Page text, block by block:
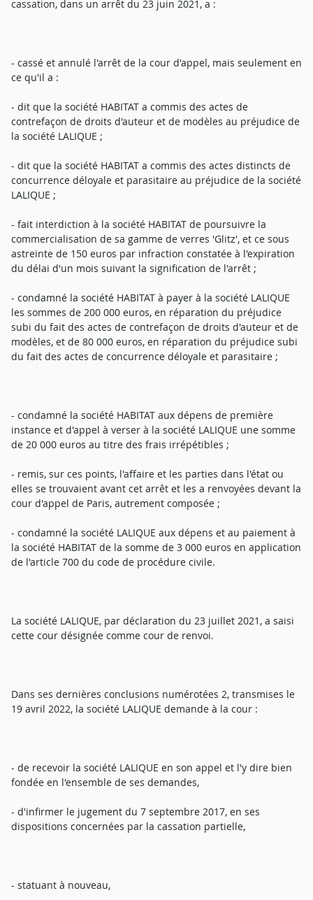
cassation, dans un arrêt du 23 juin 2021, a :
- cassé et annulé l'arrêt de la cour d'appel, mais seulement en
ce qu'il a :
- dit que la société HABITAT a commis des actes de
contrefaçon de droits d'auteur et de modèles au préjudice de
la société LALIQUE ;
- dit que la société HABITAT a commis des actes distincts de
concurrence déloyale et parasitaire au préjudice de la société
LALIQUE ;
- fait interdiction à la société HABITAT de poursuivre la
commercialisation de sa gamme de verres 'Glitz', et ce sous
astreinte de 150 euros par infraction constatée à l'expiration
du délai d'un mois suivant la signification de l'arrêt ;
- condamné la société HABITAT à payer à la société LALIQUE
les sommes de 200 000 euros, en réparation du préjudice
subi du fait des actes de contrefaçon de droits d'auteur et de
modèles, et de 80 000 euros, en réparation du préjudice subi
du fait des actes de concurrence déloyale et parasitaire ;
- condamné la société HABITAT aux dépens de première
instance et d'appel à verser à la société LALIQUE une somme
de 20 000 euros au titre des frais irrépétibles ;
- remis, sur ces points, l'affaire et les parties dans l'état ou
elles se trouvaient avant cet arrêt et les a renvoyées devant la
cour d'appel de Paris, autrement composée ;
- condamné la société LALIQUE aux dépens et au paiement à
la société HABITAT de la somme de 3 000 euros en application
de l'article 700 du code de procédure civile.
La société LALIQUE, par déclaration du 23 juillet 2021, a saisi
cette cour désignée comme cour de renvoi.
Dans ses dernières conclusions numérotées 2, transmises le
19 avril 2022, la société LALIQUE demande à la cour :
- de recevoir la société LALIQUE en son appel et l'y dire bien
fondée en l'ensemble de ses demandes,
- d'infirmer le jugement du 7 septembre 2017, en ses
dispositions concernées par la cassation partielle,
- statuant à nouveau,